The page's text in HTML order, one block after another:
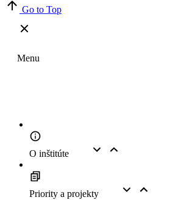
Go to Top
Menu
O inštitúte
Priority a projekty